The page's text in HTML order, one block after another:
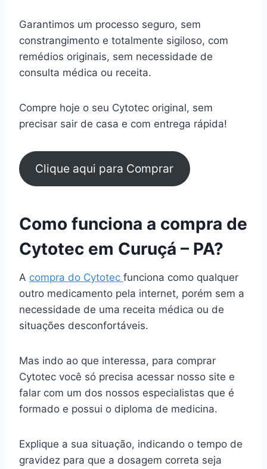
Garantimos um processo seguro, sem
constrangimento e totalmente sigiloso, com
remédios originais, sem necessidade de
consulta médica ou receita.
Compre hoje o seu Cytotec original, sem
precisar sair de casa e com entrega rápida!
Clique aqui para Comprar
Como funciona a compra de
Cytotec em Curuçá – PA?
A compra do Cytotec funciona como qualquer
outro medicamento pela internet, porém sem a
necessidade de uma receita médica ou de
situações desconfortáveis.
Mas indo ao que interessa, para comprar
Cytotec você só precisa acessar nosso site e
falar com um dos nossos especialistas que é
formado e possui o diploma de medicina.
Explique a sua situação, indicando o tempo de
gravidez para que a dosagem correta seja